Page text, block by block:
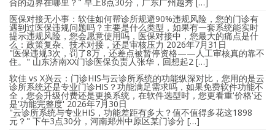
医保对接无小事：软佳如何帮诊所规避90%违规风险，您的门诊有
遇到过医保违规问题吗？主要是什么类型，如果有一套系统能实时
提示违规风险，您会愿意使用吗，医保对接中，您最大的痛点是什
么：政策复杂、技术对接，还是审核压力 2026年7月31日
"医保违规3次，罚了8万，还差点被暂停资格——人工审核真的靠不
住。" 山东济南XX门诊医保负责人张华，回想起2 […]
软佳 vs X兴云：门诊HIS与云诊所系统的功能纵深对比，您用的是云
诊所系统还是专业门诊HIS？功能满足需求吗，如果免费软件功能不
全，您会升级付费还是更换系统，在软件选型时，您更看重'价格'还
是'功能完整度' 2026年7月30日
"云诊所系统与专业HIS，功能差距有多大？值不值得多花这1898
元？" 下午3点30分，河南郑州中原区某门诊分 […]